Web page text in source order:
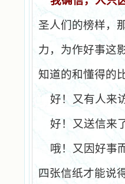
圣人们的榜样，
力，为作好事这
知道的和懂得的
好！又有人来
好！又送信来
哦！又因好事
四张信纸才能说